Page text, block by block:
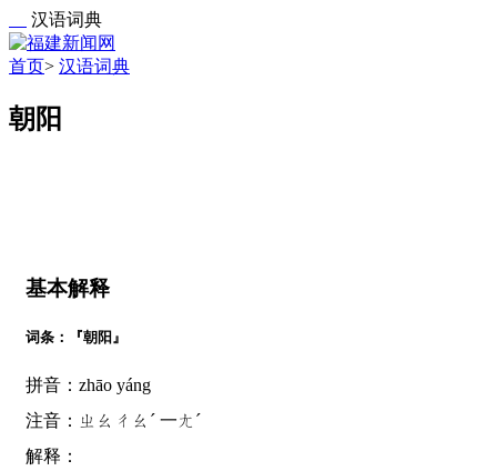
汉语词典
首页> 汉语词典
朝阳
基本解释
词条：『朝阳』
拼音：zhāo yáng
注音：ㄓㄠㄔㄠˊ 一ㄤˊ
解释：